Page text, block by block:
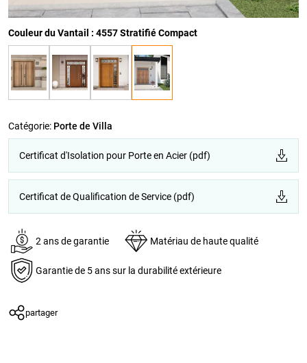
Couleur du Vantail : 4557 Stratifié Compact
Catégorie: Porte de Villa
Certificat d'Isolation pour Porte en Acier (pdf)
Certificat de Qualification de Service (pdf)
2 ans de garantie Matériau de haute qualité
Garantie de 5 ans sur la durabilité extérieure
partager